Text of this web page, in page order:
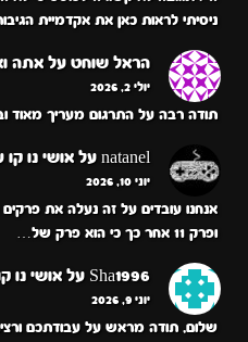
ניסיתי לראות כאן את אקדמיית
הראל שוחט על אתה
יולי 2, 2026
תודה רבה על התרגום מעריך
natanel על אושי נו קו עונה
יוני 10, 2026
ופרק 11 אחר כך כי הוא פרק של…
Sha1996 על אושי נו קו
יוני 9, 2026
שלום, תודה מראש על עבודתכם